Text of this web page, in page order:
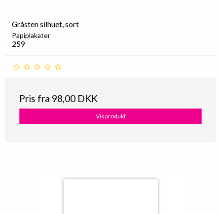
Gråsten silhuet, sort
Papiplakater
259
Pris fra 98,00 DKK
Vis produkt